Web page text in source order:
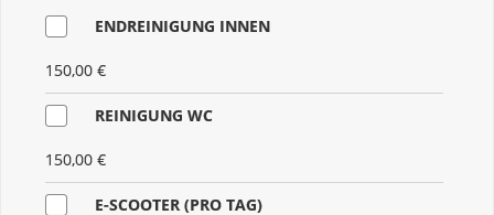
ENDREINIGUNG INNEN
150,00 €
REINIGUNG WC
150,00 €
E-SCOOTER (PRO TAG)